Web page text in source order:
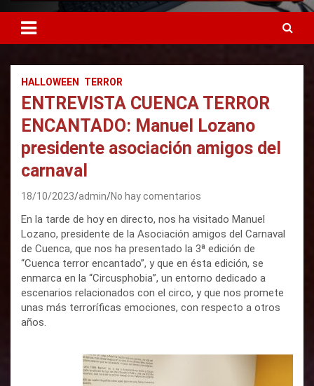
HALLOWEEN TERROR
ENTREVISTA CUENCA TERROR
ENCANTADO: Manuel Lozano
presidente asociación amigos del
carnaval
18/10/2023 admin No hay comentarios
En la tarde de hoy en directo, nos ha visitado Manuel
Lozano, presidente de la Asociación amigos del Carnaval
de Cuenca, que nos ha presentado la 3ª edición de
“Cuenca terror encantado”, y que en ésta edición, se
enmarca en la “Circusphobia”, un entorno dedicado a
escenarios relacionados con el circo, y que nos promete
unas más terroríficas emociones, con respecto a otros
años.